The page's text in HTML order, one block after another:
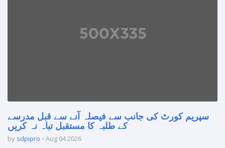
سپریم کورٹ کی جانب سے فیصلہ آنے سے قبل مدرسے
کے طلبہ کا مستقبل تباہ نہ کریں
by sdpipro Aug 04 2026